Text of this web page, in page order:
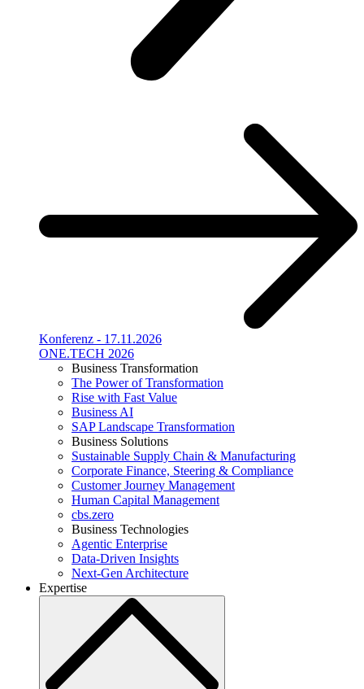
Konferenz - 17.11.2026
ONE.TECH 2026
Business Transformation
The Power of Transformation
Rise with Fast Value
Business AI
SAP Landscape Transformation
Business Solutions
Sustainable Supply Chain & Manufacturing
Corporate Finance, Steering & Compliance
Customer Journey Management
Human Capital Management
cbs.zero
Business Technologies
Agentic Enterprise
Data-Driven Insights
Next-Gen Architecture
Expertise